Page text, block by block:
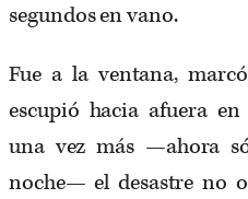
segundos en vano.
Fue a la ventana,
escupió hacia afuera
una vez más —ahora
noche— el desastre no